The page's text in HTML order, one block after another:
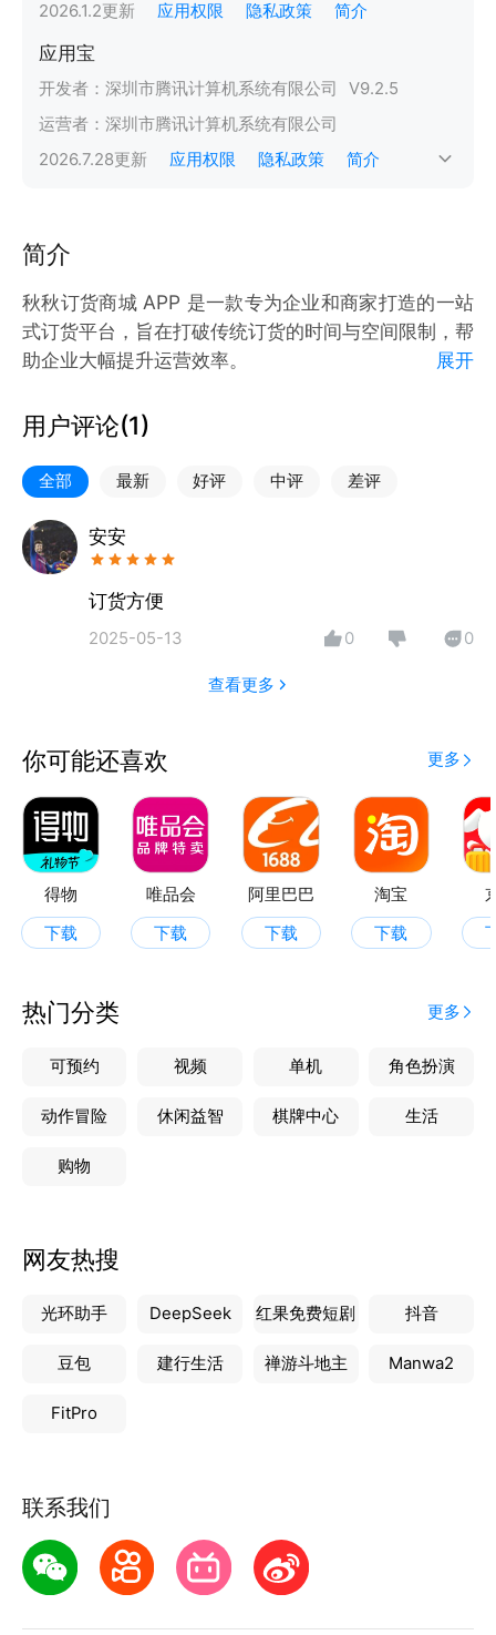
2026.1.2更新 应用权限 隐私政策 简介
应用宝
开发者： 深圳市腾讯计算机系统有限公司 V9.2.5
运营者： 深圳市腾讯计算机系统有限公司
2026.7.28更新 应用权限 隐私政策 简介
简介
秋秋订货商城 APP 是一款专为企业和商家打造的一站
式订货平台，旨在打破传统订货的时间与空间限制，帮
助企业大幅提升运营效率。
检索。通过丰富的产品详情页，图文、视频全方位展示
商品细节。线上支付安全便捷，多种结算方式任你选。
此外，APP 支持实时库存查询，订单状态全程追踪。
依托大数据分析，平台还能为商家提供精准的商品推荐
和销售预测，助力商家提前规划，降低运营成本 。选
择秋秋订货商城APP，轻松管理订货业务，引领行业新
展开
用户评论(1)
全部 最新 好评 中评 差评
安安
订货方便
2025-05-13 0 0
查看更多
你可能还喜欢 更多
得物
下载
唯品会
下载
阿里巴巴
下载
淘宝
下载
热门分类 更多
可预约 视频 单机 角色扮演
动作冒险 休闲益智 棋牌中心 生活
购物
网友热搜
光环助手 DeepSeek 红果免费短剧 抖音
豆包 建行生活 禅游斗地主 Manwa2
FitPro
联系我们